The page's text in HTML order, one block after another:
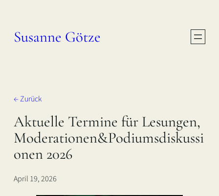
springen
Susanne Götze
← Zurück
Aktuelle Termine für Lesungen,
Moderationen&Podiumsdiskussi
onen 2026
April 19, 2026